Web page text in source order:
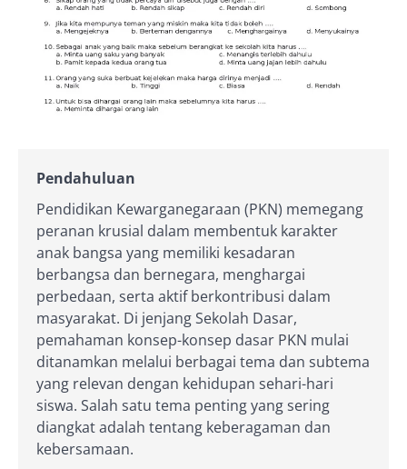
Pendahuluan
Pendidikan Kewarganegaraan (PKN) memegang
peranan krusial dalam membentuk karakter
anak bangsa yang memiliki kesadaran
berbangsa dan bernegara, menghargai
perbedaan, serta aktif berkontribusi dalam
masyarakat. Di jenjang Sekolah Dasar,
pemahaman konsep-konsep dasar PKN mulai
ditanamkan melalui berbagai tema dan subtema
yang relevan dengan kehidupan sehari-hari
siswa. Salah satu tema penting yang sering
diangkat adalah tentang keberagaman dan
kebersamaan.